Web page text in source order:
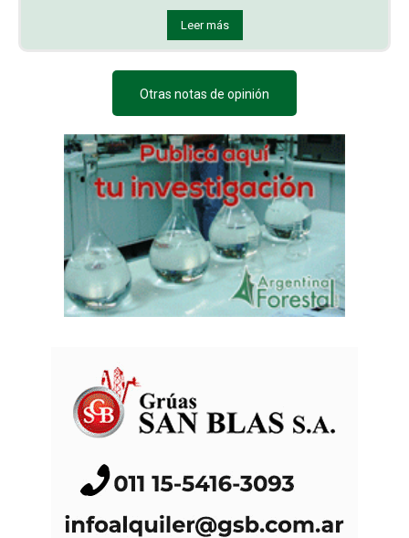
Leer más
Otras notas de opinión